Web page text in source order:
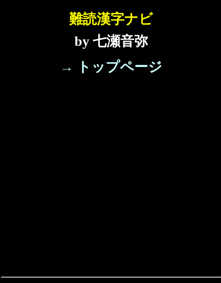
難読漢字ナビ
by 七瀬音弥
→ トップページ